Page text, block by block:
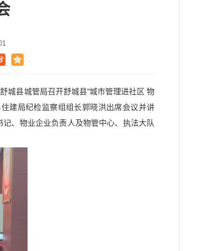
城县城管局召开舒城县“城市管理进社区 物
建局纪检监察组组长郭晓洪出席会议并讲
、物业企业负责人及物管中心、执法大队